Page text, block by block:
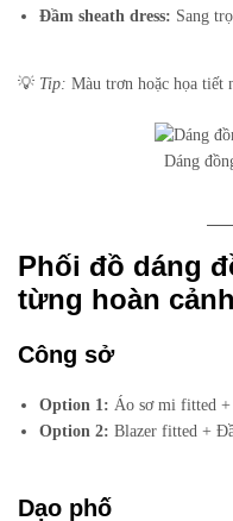
Đầm sheath dress: Sang
💡 Tip: Màu trơn hoặc họa tiết
Dáng
Phối đồ dáng
từng hoàn cảnh
Công sở
Option 1: Áo sơ mi fitted +
Option 2: Blazer fitted +
Dạo phố